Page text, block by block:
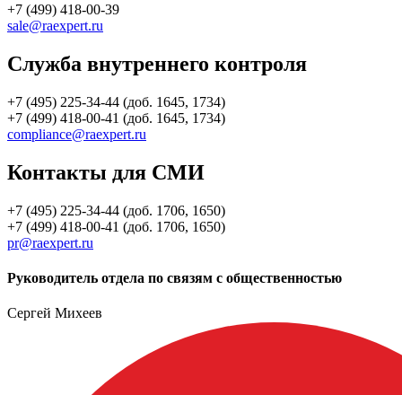
+7 (499) 418-00-39
sale@raexpert.ru
Служба внутреннего контроля
+7 (495) 225-34-44 (доб. 1645, 1734)
+7 (499) 418-00-41 (доб. 1645, 1734)
compliance@raexpert.ru
Контакты для СМИ
+7 (495) 225-34-44 (доб. 1706, 1650)
+7 (499) 418-00-41 (доб. 1706, 1650)
pr@raexpert.ru
Руководитель отдела по связям с общественностью
Сергей Михеев